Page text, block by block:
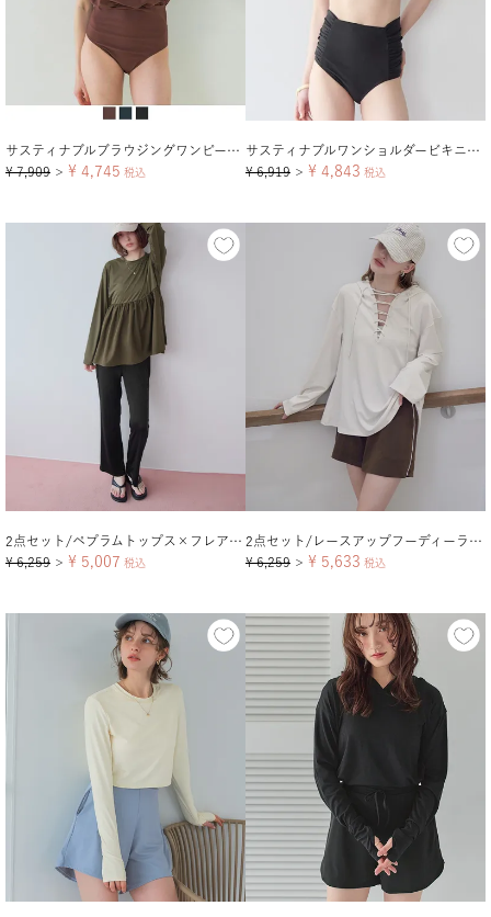
サスティナブルブラウジングワンピース/水着
¥ 7,909 ＞ ¥ 4,745 税込
サスティナブルワンショルダービキニ/水着
¥ 6,919 ＞ ¥ 4,843 税込
2点セット/ペプラムトップス×フレアレギンス/ラッシュガード
¥ 6,259 ＞ ¥ 5,007 税込
2点セット/レースアップフーディーラッシュガード×ショートパンツ
¥ 6,259 ＞ ¥ 5,633 税込